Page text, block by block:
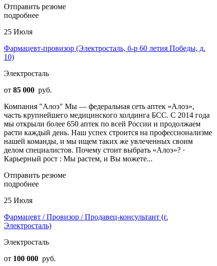
Отправить резюме
подробнее
25 Июля
Фармацевт-провизор (Электросталь, б-р 60 летия Победы, д.
10)
Электросталь
от 85 000 руб.
Компания "Алоэ" Мы — федеральная сеть аптек «Алоэ»,
часть крупнейшего медицинского холдинга БСС. С 2014 года
мы открыли более 650 аптек по всей России и продолжаем
расти каждый день. Наш успех строится на профессионализме
нашей команды, и мы ищем таких же увлеченных своим
делом специалистов. Почему стоит выбрать «Алоэ»? ·
Карьерный рост : Мы растем, и Вы можете...
Отправить резюме
подробнее
25 Июля
Фармацевт / Провизор / Продавец-консультант (г.
Электросталь)
Электросталь
от 100 000 руб.